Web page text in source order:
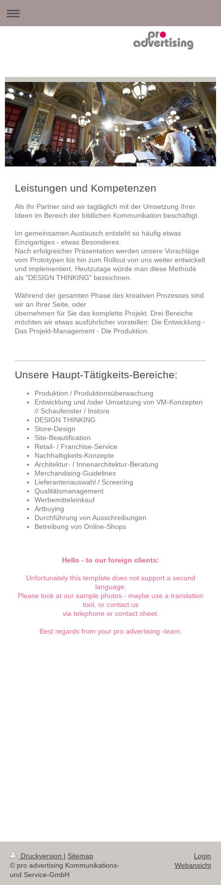
Leistungen und Kompetenzen
Als Ihr Partner sind wir tagtäglich mit der Umsetzung Ihrer
Ideen im Bereich der bildlichen Kommunikation beschäftigt.
Im gemeinsamen Austausch entsteht so häufig etwas
Einzigartiges - etwas Besonderes.
Nach erfolgreicher Präsentation werden unsere Vorschläge
vom Prototypen bis hin zum Rollout von uns weiter entwickelt
und implementiert. Heutzutage würde man diese Methode
als "DESIGN THINKING" bezeichnen.
Während der gesamten Phase des kreativen Prozesses sind
wir an Ihrer Seite, oder
übernehmen für Sie das komplette Projekt. Drei Bereiche
möchten wir etwas ausführlicher vorstellen: Die Entwicklung -
Das Projekt-Management - Die Produktion.
Unsere Haupt-Tätigkeits-Bereiche:
Produktion / Produktionsüberwachung
Entwicklung und /oder Umsetzung von VM-Konzepten
// Schaufenster / Instore
DESIGN THINKING
Store-Design
Site-Beautification
Retail- / Franchise-Service
Nachhaltigkeits-Konzepte
Architektur- / Innenarchitektur-Beratung
Merchandising-Guidelines
Lieferantenauswahl / Screening
Qualitätsmanagement
Werbemitteleinkauf
Artbuying
Durchführung von Ausschreibungen
Betreibung von Online-Shops
Hello - to our foreign clients:
Unfortunately this template does not support a second
language.
Please look at our sample photos - maybe use a translation
tool, or contact us
via telephone or contact sheet.
Best regards from your pro advertising -team.
Druckversion | Sitemap
© pro advertising Kommunikations-
und Service-GmbH
Login
Webansicht